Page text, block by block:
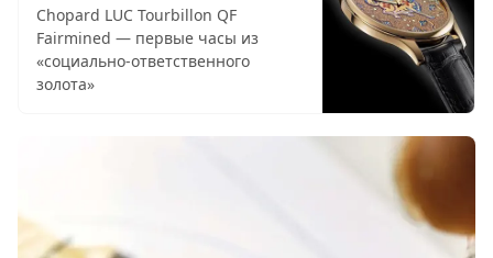
Chopard LUC Tourbillon QF
Fairmined — первые часы из
«социально-ответственного
золота»